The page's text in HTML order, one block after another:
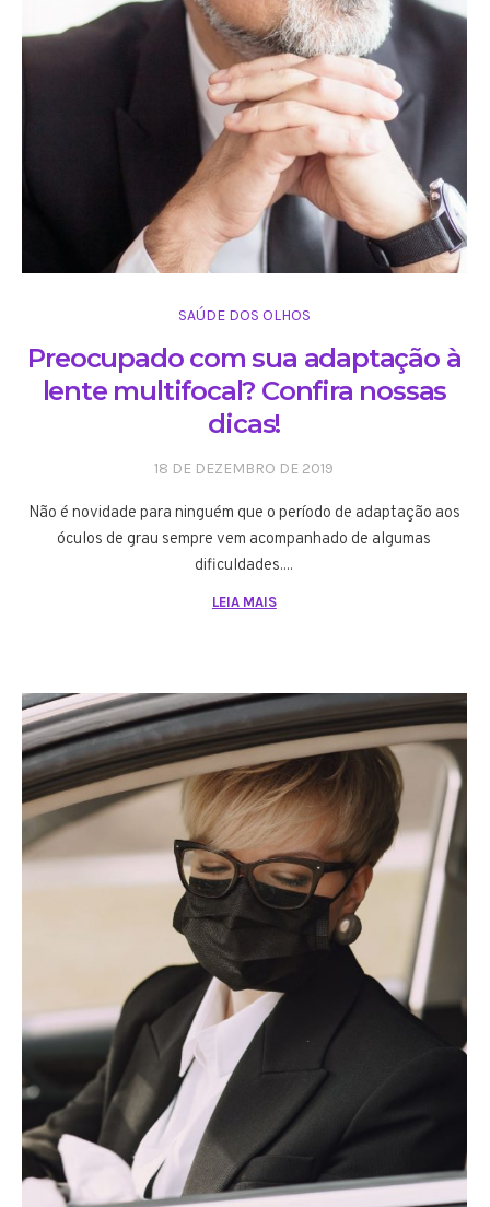
SAÚDE DOS OLHOS
Preocupado com sua adaptação à
lente multifocal? Confira nossas
dicas!
18 DE DEZEMBRO DE 2019
Não é novidade para ninguém que o período de adaptação aos
óculos de grau sempre vem acompanhado de algumas
dificuldades....
LEIA MAIS